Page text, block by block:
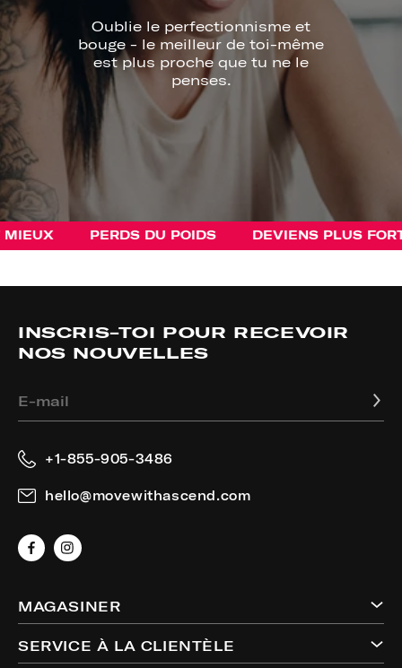
Oublie le perfectionnisme et
bouge - le meilleur de toi-même
est plus proche que tu ne le
penses.
PERDS DU POIDS DEVIENS PLUS FORT
MAGASINER
SERVICE À LA CLIENTÈLE
INSCRIS-TOI POUR RECEVOIR
NOS NOUVELLES
E-mail
+1-855-905-3486
hello@movewithascend.com
FacebookInstagram